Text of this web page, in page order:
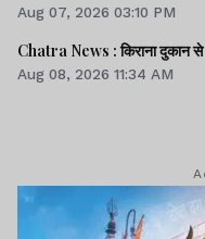
Aug 07, 2026 03:10 PM
Chatra News : किराना दुकान
Aug 08, 2026 11:34 AM